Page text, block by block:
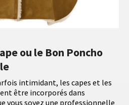
ou le Bon Poncho
intimidant, les capes et les
être incorporés dans
vous soyez une professionnelle